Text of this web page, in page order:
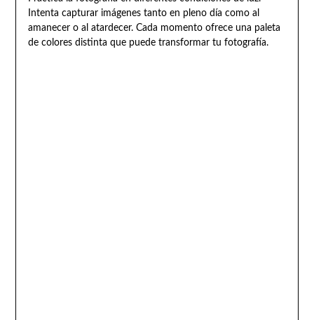
Intenta capturar imágenes tanto en pleno día como al
amanecer o al atardecer. Cada momento ofrece una paleta
de colores distinta que puede transformar tu fotografía.